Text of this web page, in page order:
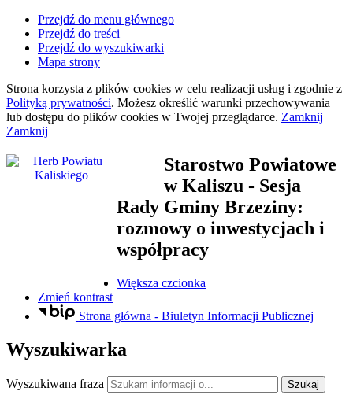
Przejdź do menu głównego
Przejdź do treści
Przejdź do wyszukiwarki
Mapa strony
Strona korzysta z plików cookies w celu realizacji usług i zgodnie z
Polityką prywatności. Możesz określić warunki przechowywania
lub dostępu do plików cookies w Twojej przeglądarce. Zamknij
Zamknij
Starostwo Powiatowe
w Kaliszu - Sesja
Rady Gminy Brzeziny:
rozmowy o inwestycjach i
współpracy
Większa czcionka
Zmień kontrast
Strona główna - Biuletyn Informacji Publicznej
Wyszukiwarka
Wyszukiwana fraza Szukaj